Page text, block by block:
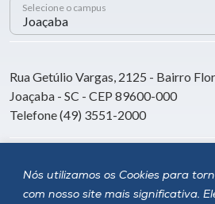
Nós utilizamos os Cookies para
com nosso site mais significativa.
Selecione o campus
Rua Getúlio Vargas, 2125 - Bairro
Joaçaba - SC - CEP 89600-000
Telefone (49) 3551-2000
Siga a Unoesc